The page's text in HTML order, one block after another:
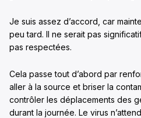
Je suis assez d’accord, car
peu tard. Il ne serait pas
pas respectées.
Cela passe tout d’abord par
aller à la source et briser la
contrôler les déplacements des
durant la journée. Le virus